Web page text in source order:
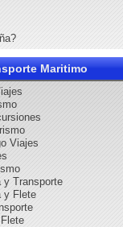
Maritimo
Viajes
y Transporte
y Flete